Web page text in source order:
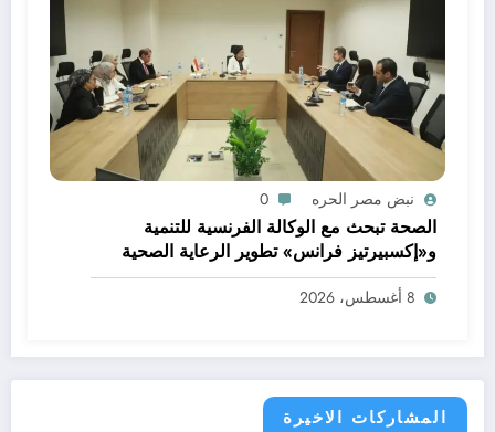
المشاركات الاخيرة
نبض مصر الحره 0
الصحة تبحث مع الوكالة الفرنسية للتنمية
و«إكسبيرتيز فرانس» تطوير الرعاية الصحية
الأولية وتعزيز خدمات صحة الأم والطفل
8 أغسطس، 2026